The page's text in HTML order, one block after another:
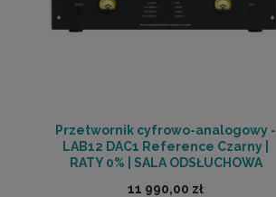
Przetwornik cyfrowo-analogowy -
LAB12 DAC1 Reference Czarny |
RATY 0% | SALA ODSŁUCHOWA
11 990,00 zł